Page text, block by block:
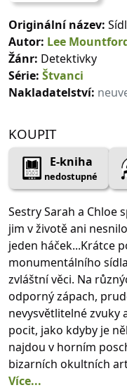
Originální název:
Autor: Lee
Žánr: Detektivky
Série: Štvanci
Nakladatelství:
KOUPIT
E-kniha
nedostupné
Sestry Sarah a Chloe
jim v životě ani
jeden háček...Krátce
monumentálního
zvláštní věci. Na
odporný zápach,
nevysvětlitelné zvuky
pocit, jako kdyby je
najdou v horním
bizarních okultních
Více...